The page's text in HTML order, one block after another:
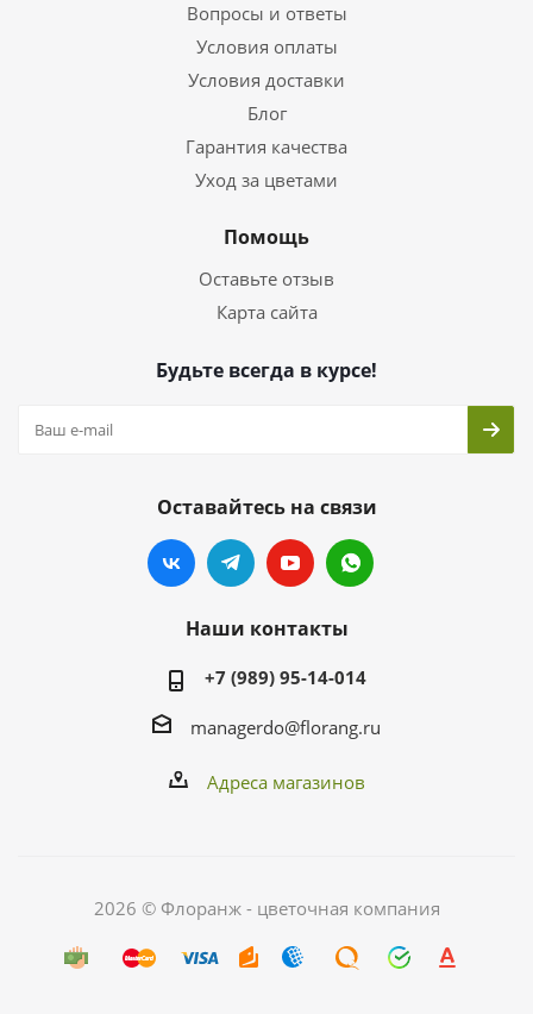
Вопросы и ответы
Условия оплаты
Условия доставки
Блог
Гарантия качества
Уход за цветами
Помощь
Оставьте отзыв
Карта сайта
Будьте всегда в курсе!
Оставайтесь на связи
Наши контакты
+7 (989) 95-14-014
managerdo@florang.ru
Адреса магазинов
2026 © Флоранж - цветочная компания